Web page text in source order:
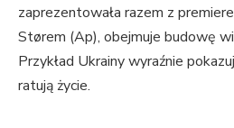
zaprezentowała razem z
Størem (Ap), obejmuje budowę
Przykład Ukrainy wyraźnie
ratują życie.